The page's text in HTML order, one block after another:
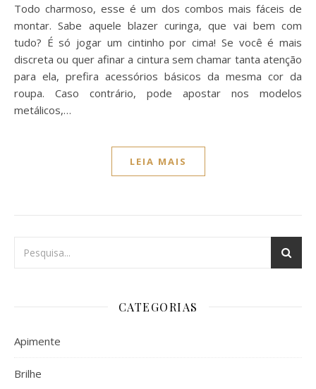
Todo charmoso, esse é um dos combos mais fáceis de
montar. Sabe aquele blazer curinga, que vai bem com
tudo? É só jogar um cintinho por cima! Se você é mais
discreta ou quer afinar a cintura sem chamar tanta atenção
para ela, prefira acessórios básicos da mesma cor da
roupa. Caso contrário, pode apostar nos modelos
metálicos,…
LEIA MAIS
CATEGORIAS
Apimente
Brilhe